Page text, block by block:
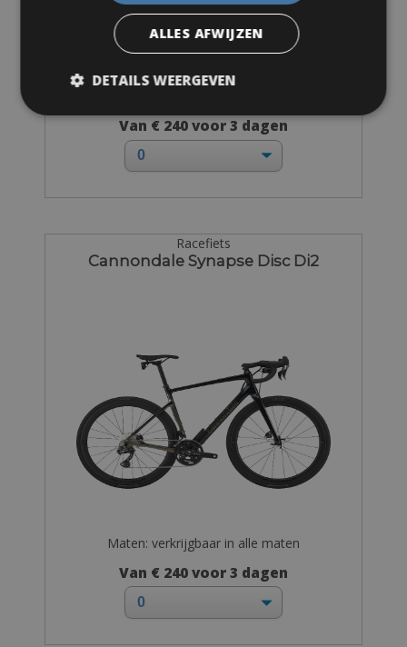
Van € 240 voor 3 dagen
Racefiets
Cannondale Synapse Disc Di2
Maten: verkrijgbaar in alle maten
Van € 240 voor 3 dagen
ALLES AFWIJZEN
DETAILS WEERGEVEN